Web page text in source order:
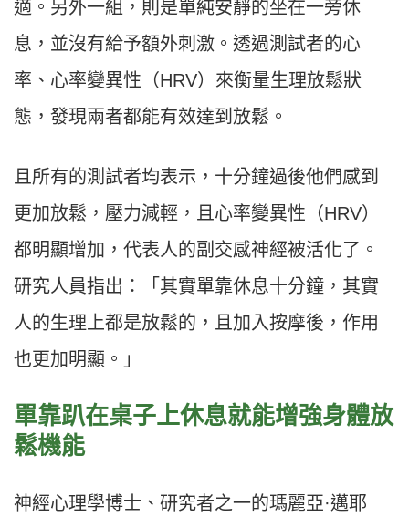
適。另外一組，則是單純安靜的坐在一旁休
息，並沒有給予額外刺激。透過測試者的心
率、心率變異性（HRV）來衡量生理放鬆狀
態，發現兩者都能有效達到放鬆。
且所有的測試者均表示，十分鐘過後他們感到
更加放鬆，壓力減輕，且心率變異性（HRV）
都明顯增加，代表人的副交感神經被活化了。
研究人員指出：「其實單靠休息十分鐘，其實
人的生理上都是放鬆的，且加入按摩後，作用
也更加明顯。」
單靠趴在桌子上休息就能增強身體放
鬆機能
神經心理學博士、研究者之一的瑪麗亞·邁耶